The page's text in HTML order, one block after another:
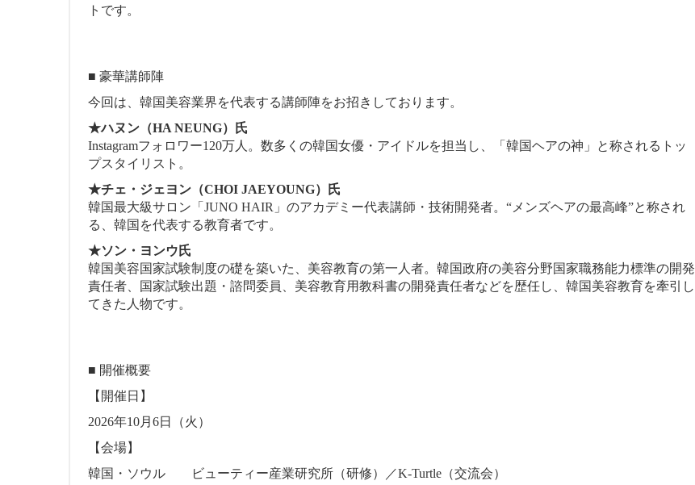
トです。
■ 豪華講師陣
今回は、韓国美容業界を代表する講師陣をお招きしております。
★ハヌン（HA NEUNG）氏
Instagramフォロワー120万人。数多くの韓国女優・アイドルを担当し、「韓国ヘアの神」と称されるトッ
プスタイリスト。
★チェ・ジェヨン（CHOI JAEYOUNG）氏
韓国最大級サロン「JUNO HAIR」のアカデミー代表講師・技術開発者。“メンズヘアの最高峰”と称され
る、韓国を代表する教育者です。
★ソン・ヨンウ氏
韓国美容国家試験制度の礎を築いた、美容教育の第一人者。韓国政府の美容分野国家職務能力標準の開発
責任者、国家試験出題・諮問委員、美容教育用教科書の開発責任者などを歴任し、韓国美容教育を牽引し
てきた人物です。
■ 開催概要
【開催日】
2026年10月6日（火）
【会場】
韓国・ソウル ビューティー産業研究所（研修）／K-Turtle（交流会）